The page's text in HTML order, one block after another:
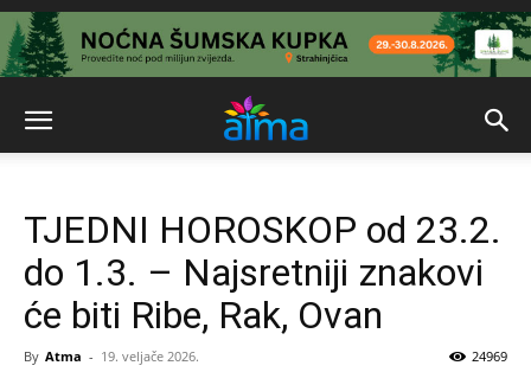
TJEDNI HOROSKOP od 23.2.
do 1.3. – Najsretniji znakovi
će biti Ribe, Rak, Ovan
By Atma - 19. veljače 2026. 24969